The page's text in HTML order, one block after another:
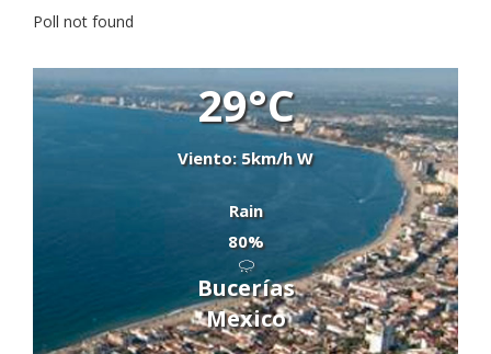
Poll not found
29°C
Viento: 5km/h W
Rain
80%
Bucerías
Mexico